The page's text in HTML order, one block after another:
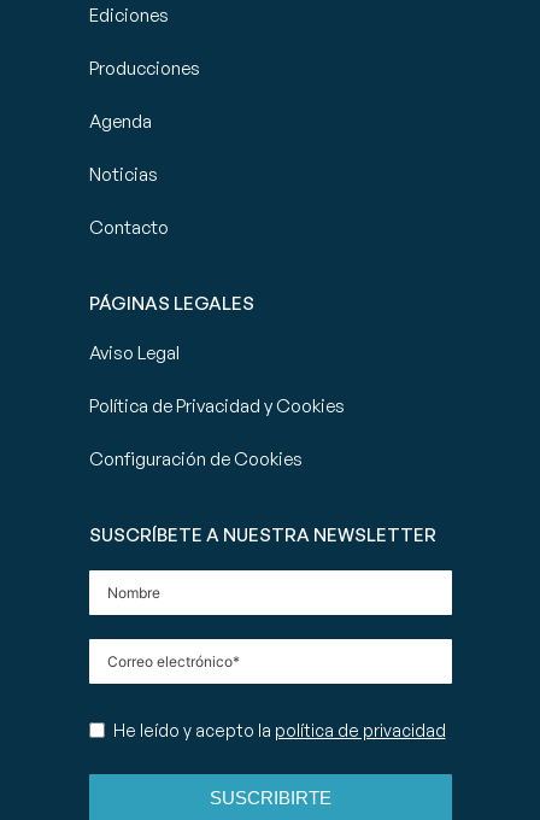
Ediciones
Producciones
Agenda
Noticias
Contacto
PÁGINAS LEGALES
Aviso Legal
Política de Privacidad y Cookies
Configuración de Cookies
SUSCRÍBETE A NUESTRA NEWSLETTER
He leído y acepto la política de privacidad
SUSCRIBIRTE